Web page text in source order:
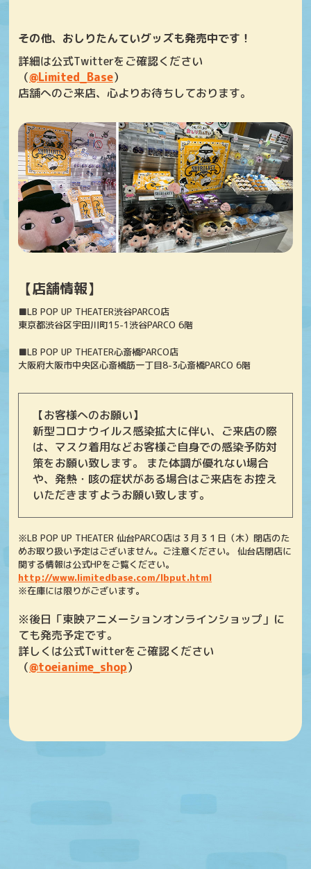
その他、おしりたんていグッズも発売中です！
詳細は公式Twitterをご確認ください
（@Limited_Base）
店舗へのご来店、心よりお待ちしております。
【店舗情報】
■LB POP UP THEATER渋谷PARCO店
東京都渋谷区宇田川町15-1渋谷PARCO 6階
■LB POP UP THEATER心斎橋PARCO店
大阪府大阪市中央区心斎橋筋一丁目8-3心斎橋PARCO 6階
【お客様へのお願い】
新型コロナウイルス感染拡大に伴い、ご来店の際
は、マスク着用などお客様ご自身での感染予防対
策をお願い致します。 また体調が優れない場合
や、発熱・咳の症状がある場合はご来店をお控え
いただきますようお願い致します。
※LB POP UP THEATER 仙台PARCO店は３月３１日（木）閉店のた
めお取り扱い予定はございません。ご注意ください。 仙台店閉店に
関する情報は公式HPをご覧ください。
http://www.limitedbase.com/lbput.html
※在庫には限りがございます。
※後日「東映アニメーションオンラインショップ」に
ても発売予定です。
詳しくは公式Twitterをご確認ください
（@toeianime_shop）